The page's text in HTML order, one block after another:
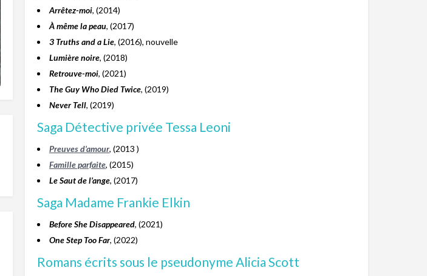
Arrêtez-moi, (2014)
À même la peau, (2017)
3 Truths and a Lie, (2016), nouvelle
Lumière noire, (2018)
Retrouve-moi, (2021)
The Guy Who Died Twice, (2019)
Never Tell, (2019)
Saga Détective privée Tessa Leoni
Preuves d’amour, (2013 )
Famille parfaite, (2015)
Le Saut de l’ange, (2017)
Saga Madame Frankie Elkin
Before She Disappeared, (2021)
One Step Too Far, (2022)
Romans écrits sous le pseudonyme Alicia Scott